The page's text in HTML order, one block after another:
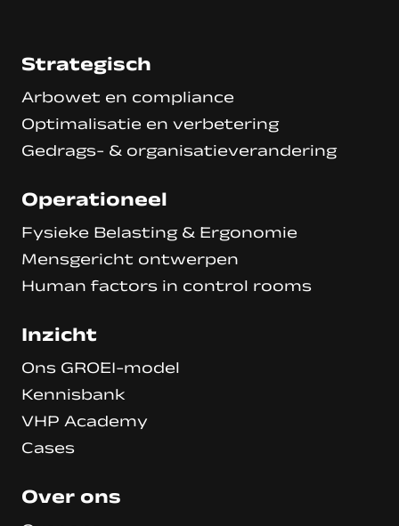
Strategisch
Arbowet en compliance
Optimalisatie en verbetering
Gedrags- & organisatieverandering
Operationeel
Fysieke Belasting & Ergonomie
Mensgericht ontwerpen
Human factors in control rooms
Inzicht
Ons GROEI-model
Kennisbank
VHP Academy
Cases
Over ons